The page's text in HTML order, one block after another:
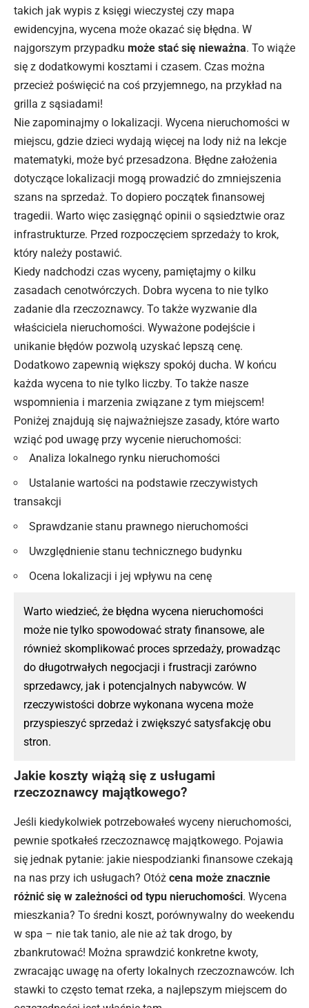
takich jak wypis z księgi wieczystej czy mapa
ewidencyjna, wycena może okazać się błędna. W
najgorszym przypadku może stać się nieważna. To wiąże
się z dodatkowymi kosztami i czasem. Czas można
przecież poświęcić na coś przyjemnego, na przykład na
grilla z sąsiadami!
Nie zapominajmy o lokalizacji. Wycena nieruchomości w
miejscu, gdzie dzieci wydają więcej na lody niż na lekcje
matematyki, może być przesadzona. Błędne założenia
dotyczące lokalizacji mogą prowadzić do zmniejszenia
szans na sprzedaż. To dopiero początek finansowej
tragedii. Warto więc zasięgnąć opinii o sąsiedztwie oraz
infrastrukturze. Przed rozpoczęciem sprzedaży to krok,
który należy postawić.
Kiedy nadchodzi czas wyceny, pamiętajmy o kilku
zasadach cenotwórczych. Dobra wycena to nie tylko
zadanie dla rzeczoznawcy. To także wyzwanie dla
właściciela nieruchomości. Wyważone podejście i
unikanie błędów pozwolą uzyskać lepszą cenę.
Dodatkowo zapewnią większy spokój ducha. W końcu
każda wycena to nie tylko liczby. To także nasze
wspomnienia i marzenia związane z tym miejscem!
Poniżej znajdują się najważniejsze zasady, które warto
wziąć pod uwagę przy wycenie nieruchomości:
Analiza lokalnego rynku nieruchomości
Ustalanie wartości na podstawie rzeczywistych
transakcji
Sprawdzanie stanu prawnego nieruchomości
Uwzględnienie stanu technicznego budynku
Ocena lokalizacji i jej wpływu na cenę
Warto wiedzieć, że błędna wycena nieruchomości
może nie tylko spowodować straty finansowe, ale
również skomplikować proces sprzedaży, prowadząc
do długotrwałych negocjacji i frustracji zarówno
sprzedawcy, jak i potencjalnych nabywców. W
rzeczywistości dobrze wykonana wycena może
przyspieszyć sprzedaż i zwiększyć satysfakcję obu
stron.
Jakie koszty wiążą się z usługami
rzeczoznawcy majątkowego?
Jeśli kiedykolwiek potrzebowałeś wyceny nieruchomości,
pewnie spotkałeś rzeczoznawcę majątkowego. Pojawia
się jednak pytanie: jakie niespodzianki finansowe czekają
na nas przy ich usługach? Otóż cena może znacznie
różnić się w zależności od typu nieruchomości. Wycena
mieszkania? To średni koszt, porównywalny do weekendu
w spa – nie tak tanio, ale nie aż tak drogo, by
zbankrutować! Można sprawdzić konkretne kwoty,
zwracając uwagę na oferty lokalnych rzeczoznawców. Ich
stawki to często temat rzeka, a najlepszym miejscem do